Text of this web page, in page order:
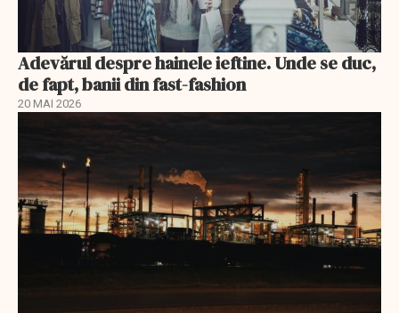
Adevărul despre hainele ieftine. Unde se duc,
de fapt, banii din fast-fashion
20 MAI 2026